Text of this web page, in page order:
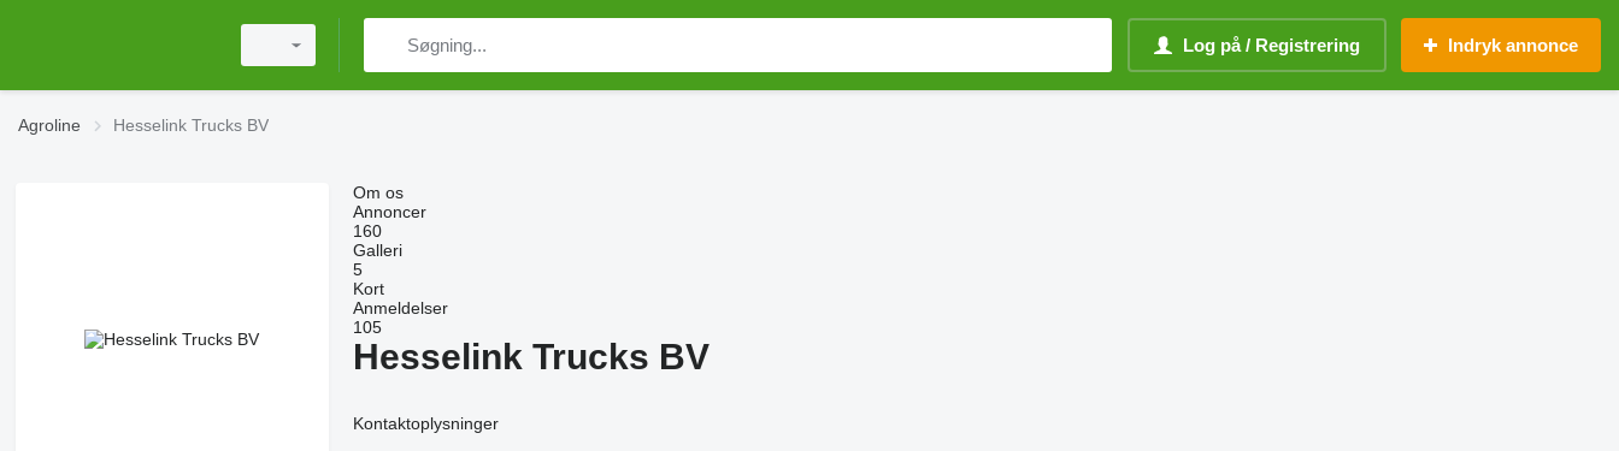
Log på / Registrering Indryk annonce
Agroline Hesselink Trucks BV
Om os
Annoncer
160
Galleri
5
Kort
Anmeldelser
105
Hesselink Trucks BV
Kontaktoplysninger